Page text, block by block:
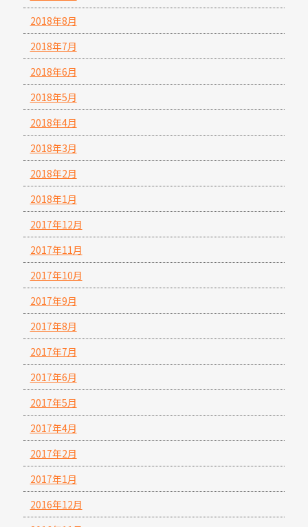
2018年8月
2018年7月
2018年6月
2018年5月
2018年4月
2018年3月
2018年2月
2018年1月
2017年12月
2017年11月
2017年10月
2017年9月
2017年8月
2017年7月
2017年6月
2017年5月
2017年4月
2017年2月
2017年1月
2016年12月